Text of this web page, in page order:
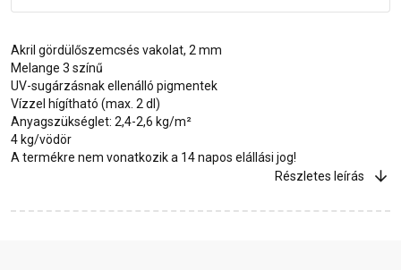
Akril gördülőszemcsés vakolat, 2 mm
Melange 3 színű
UV-sugárzásnak ellenálló pigmentek
Vízzel hígítható (max. 2 dl)
Anyagszükséglet: 2,4-2,6 kg/m²
4 kg/vödör
A termékre nem vonatkozik a 14 napos elállási jog!
Részletes leírás